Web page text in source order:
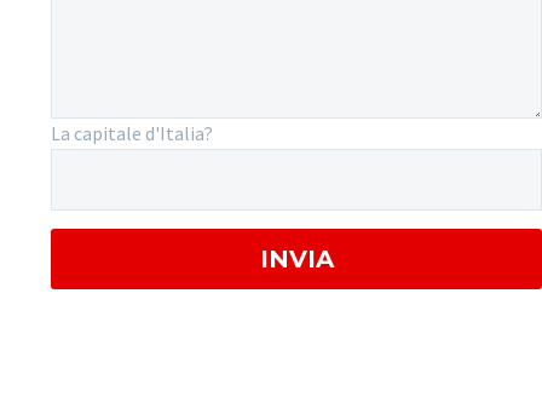
La capitale d'Italia?